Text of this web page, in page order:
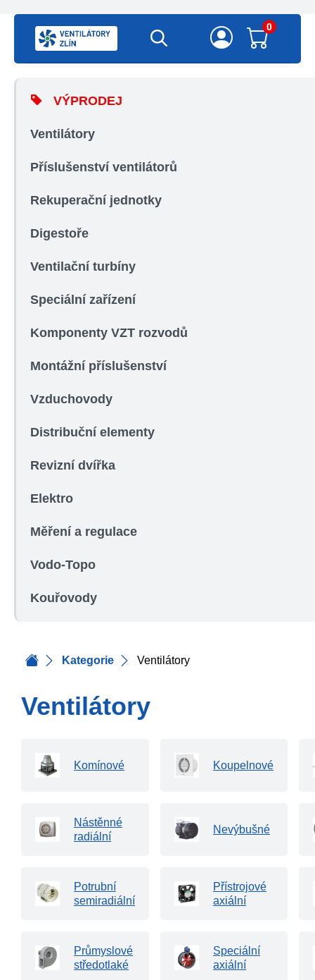
0
VÝPRODEJ
Ventilátory
Příslušenství ventilátorů
Rekuperační jednotky
Digestoře
Ventilační turbíny
Speciální zařízení
Komponenty VZT rozvodů
Montážní příslušenství
Vzduchovody
Distribuční elementy
Revizní dvířka
Elektro
Měření a regulace
Vodo-Topo
Kouřovody
Kategorie Ventilátory
Ventilátory
Komínové Koupelnové
Nástěnné
radiální
Nevýbušné
Potrubní
semiradiální
Přístrojové
axiální
Průmyslové
středotlaké
Speciální
axiální